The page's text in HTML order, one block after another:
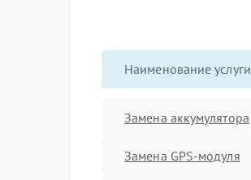
Наименование услуги
Замена аккумулятора
Замена GPS-модуля